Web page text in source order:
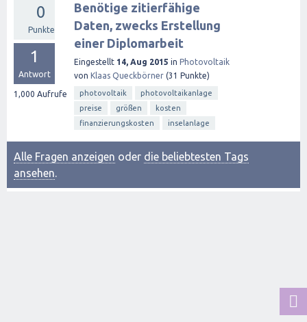
0
Punkte
1
Antwort
1,000 Aufrufe
Benötige zitierfähige
Daten, zwecks Erstellung
einer Diplomarbeit
Eingestellt 14, Aug 2015 in Photovoltaik
von Klaas Queckbörner (31 Punkte)
photovoltaik
photovoltaikanlage
preise
größen
kosten
finanzierungskosten
inselanlage
Alle Fragen anzeigen oder die beliebtesten Tags
ansehen.